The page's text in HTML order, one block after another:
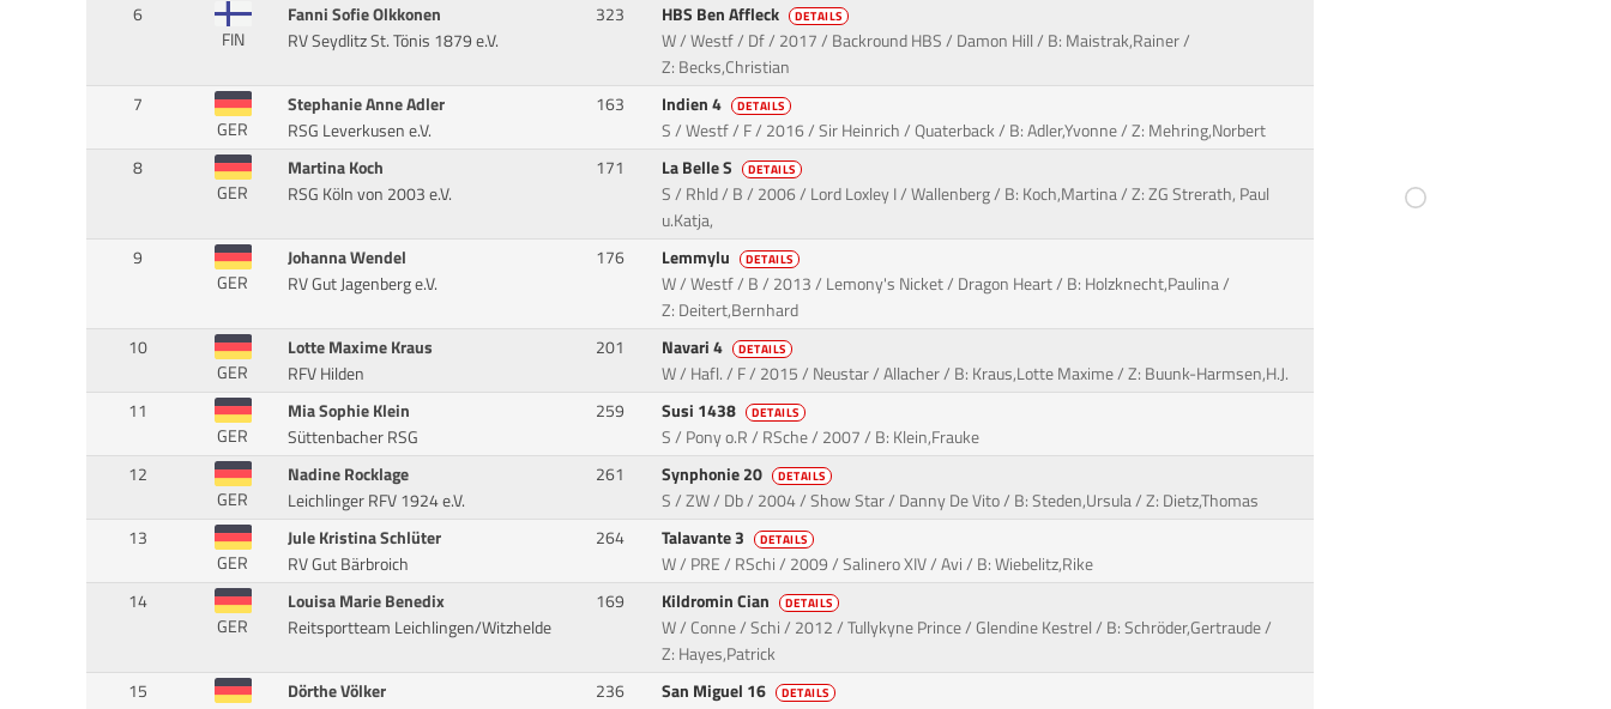
6
FIN
Fanni Sofie Olkkonen
RV Seydlitz St. Tönis 1879 e.V.
323 HBS Ben Affleck DETAILS
W / Westf / Df / 2017 / Backround HBS / Damon Hill / B: Maistrak,Rainer /
Z: Becks,Christian
7
GER
Stephanie Anne Adler
RSG Leverkusen e.V.
163 Indien 4 DETAILS
S / Westf / F / 2016 / Sir Heinrich / Quaterback / B: Adler,Yvonne / Z: Mehring,Norbert
8
GER
Martina Koch
RSG Köln von 2003 e.V.
171 La Belle S DETAILS
S / Rhld / B / 2006 / Lord Loxley I / Wallenberg / B: Koch,Martina / Z: ZG Strerath, Paul
u.Katja,
9
GER
Johanna Wendel
RV Gut Jagenberg e.V.
176 Lemmylu DETAILS
W / Westf / B / 2013 / Lemony's Nicket / Dragon Heart / B: Holzknecht,Paulina /
Z: Deitert,Bernhard
10
GER
Lotte Maxime Kraus
RFV Hilden
201 Navari 4 DETAILS
W / Hafl. / F / 2015 / Neustar / Allacher / B: Kraus,Lotte Maxime / Z: Buunk-Harmsen,H.J.
11
GER
Mia Sophie Klein
Süttenbacher RSG
259 Susi 1438 DETAILS
S / Pony o.R / RSche / 2007 / B: Klein,Frauke
12
GER
Nadine Rocklage
Leichlinger RFV 1924 e.V.
261 Synphonie 20 DETAILS
S / ZW / Db / 2004 / Show Star / Danny De Vito / B: Steden,Ursula / Z: Dietz,Thomas
13
GER
Jule Kristina Schlüter
RV Gut Bärbroich
264 Talavante 3 DETAILS
W / PRE / RSchi / 2009 / Salinero XIV / Avi / B: Wiebelitz,Rike
14
GER
Louisa Marie Benedix
Reitsportteam Leichlingen/Witzhelde
169 Kildromin Cian DETAILS
W / Conne / Schi / 2012 / Tullykyne Prince / Glendine Kestrel / B: Schröder,Gertraude /
Z: Hayes,Patrick
15
Dörthe Völker
236 San Miguel 16 DETAILS